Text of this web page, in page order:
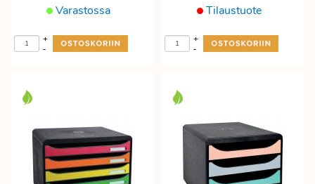
Varastossa
-
+
Tilaustuote
-
+